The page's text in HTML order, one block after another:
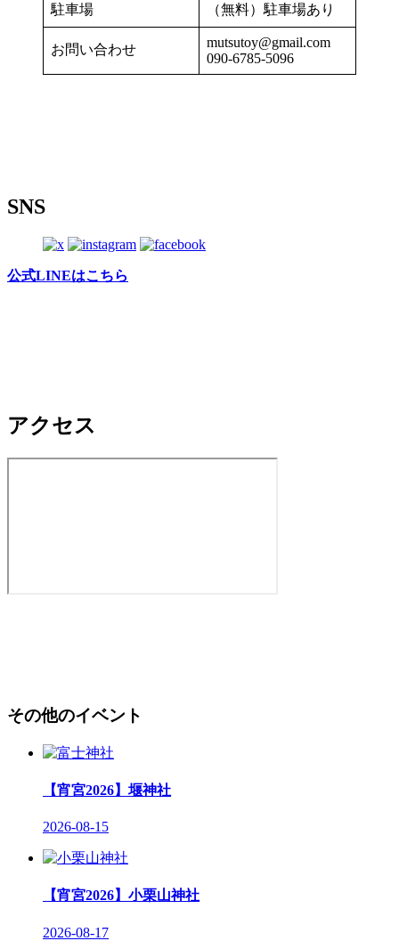
駐車場 （無料）駐車場あり
お問い合わせ
mutsutoy@gmail.com
090-6785-5096
SNS
公式LINEはこちら
アクセス
その他のイベント
【宵宮2026】堰神社
2026-08-15
【宵宮2026】小栗山神社
2026-08-17